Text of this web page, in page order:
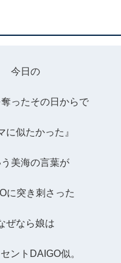
今日の
ったその日からで
に似たかった』
う美海の言葉が
に突き刺さった
ぜなら娘は
ントDAIGO似。